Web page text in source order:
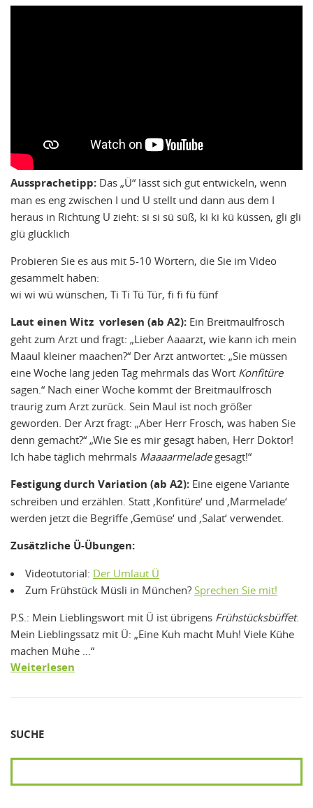
Aussprachetipp: Das „Ü“ lässt sich gut entwickeln, wenn
man es eng zwischen I und U stellt und dann aus dem I
heraus in Richtung U zieht: si si sü süß, ki ki kü küssen, gli gli
glü glücklich
Probieren Sie es aus mit 5-10 Wörtern, die Sie im Video
gesammelt haben:
wi wi wü wünschen, Ti Ti Tü Tür, fi fi fü fünf
Laut einen Witz vorlesen (ab A2): Ein Breitmaulfrosch
geht zum Arzt und fragt: „Lieber Aaaarzt, wie kann ich mein
Maaul kleiner maachen?“ Der Arzt antwortet: „Sie müssen
eine Woche lang jeden Tag mehrmals das Wort Konfitüre
sagen.“ Nach einer Woche kommt der Breitmaulfrosch
traurig zum Arzt zurück. Sein Maul ist noch größer
geworden. Der Arzt fragt: „Aber Herr Frosch, was haben Sie
denn gemacht?“ „Wie Sie es mir gesagt haben, Herr Doktor!
Ich habe täglich mehrmals Maaaarmeladegesagt!“
Festigung durch Variation (ab A2): Eine eigene Variante
schreiben und erzählen. Statt ‚Konfitüre‘ und ‚Marmelade‘
werden jetzt die Begriffe ‚Gemüse‘ und ‚Salat‘ verwendet.
Zusätzliche Ü-Übungen:
Videotutorial: Der Umlaut Ü
Zum Frühstück Müsli in München? Sprechen Sie mit!
P.S.: Mein Lieblingswort mit Ü ist übrigens Frühstücksbüffet.
Mein Lieblingssatz mit Ü: „Eine Kuh macht Muh! Viele Kühe
machen Mühe …“
Weiterlesen
SUCHE